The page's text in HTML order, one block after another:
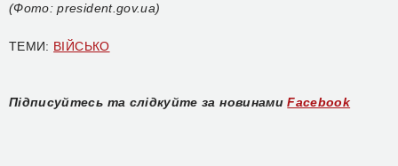
(Фото: president.gov.ua)
ТЕМИ: ВІЙСЬКО
Підписуйтесь та слідкуйте за новинами Facebook